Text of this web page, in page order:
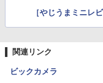
［やじうまミニレ
関連リンク
ビックカメラ